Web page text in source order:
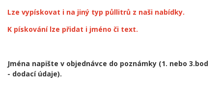
Lze vypískovat i na jiný typ půllitrů z naši nabídky.
K pískování lze přidat i jméno či text.
Jména napište v objednávce do poznámky (1. nebo 3.bod
- dodací údaje).